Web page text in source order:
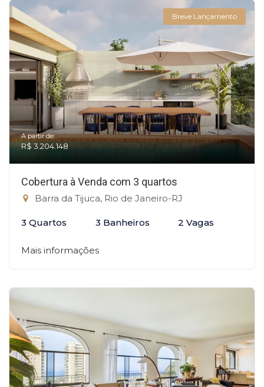
Breve Lançamento
A partir de:
R$ 3.204.148
Cobertura à Venda com 3 quartos
Barra da Tijuca, Rio de Janeiro-RJ
3 Quartos 3 Banheiros 2 Vagas
Mais informações